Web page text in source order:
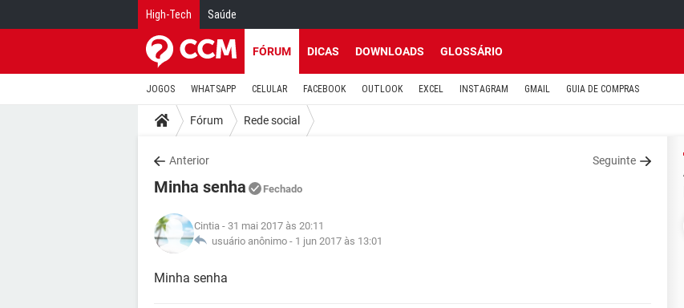
High-Tech Saúde
FÓRUM DICAS DOWNLOADS GLOSSÁRIO
JOGOS WHATSAPP CELULAR FACEBOOK OUTLOOK EXCEL INSTAGRAM GMAIL GUIA DE COMPRAS
Fórum Rede social
Anterior Seguinte
Minha senha Fechado
Cintia - 31 mai 2017 às 20:11
usuário anônimo - 1 jun 2017 às 13:01
Minha senha